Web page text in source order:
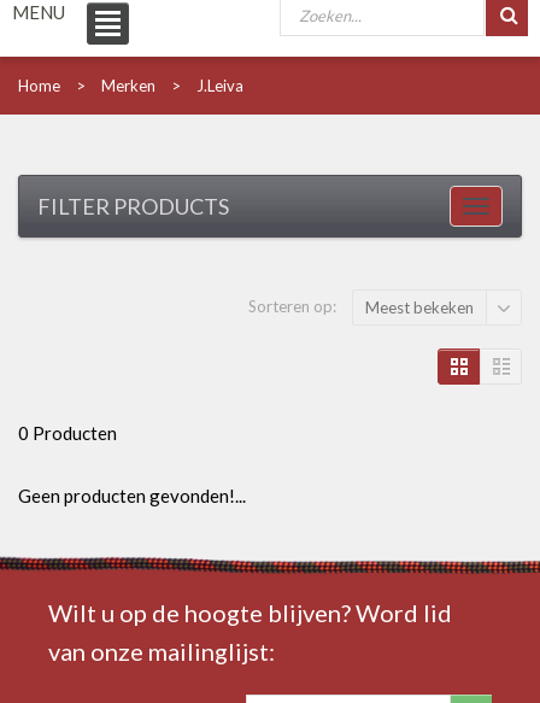
MENU
Home Merken J.Leiva
FILTER PRODUCTS
Sorteren op: Meest bekeken
0 Producten
Geen producten gevonden!...
Wilt u op de hoogte blijven? Word lid
van onze mailinglijst: